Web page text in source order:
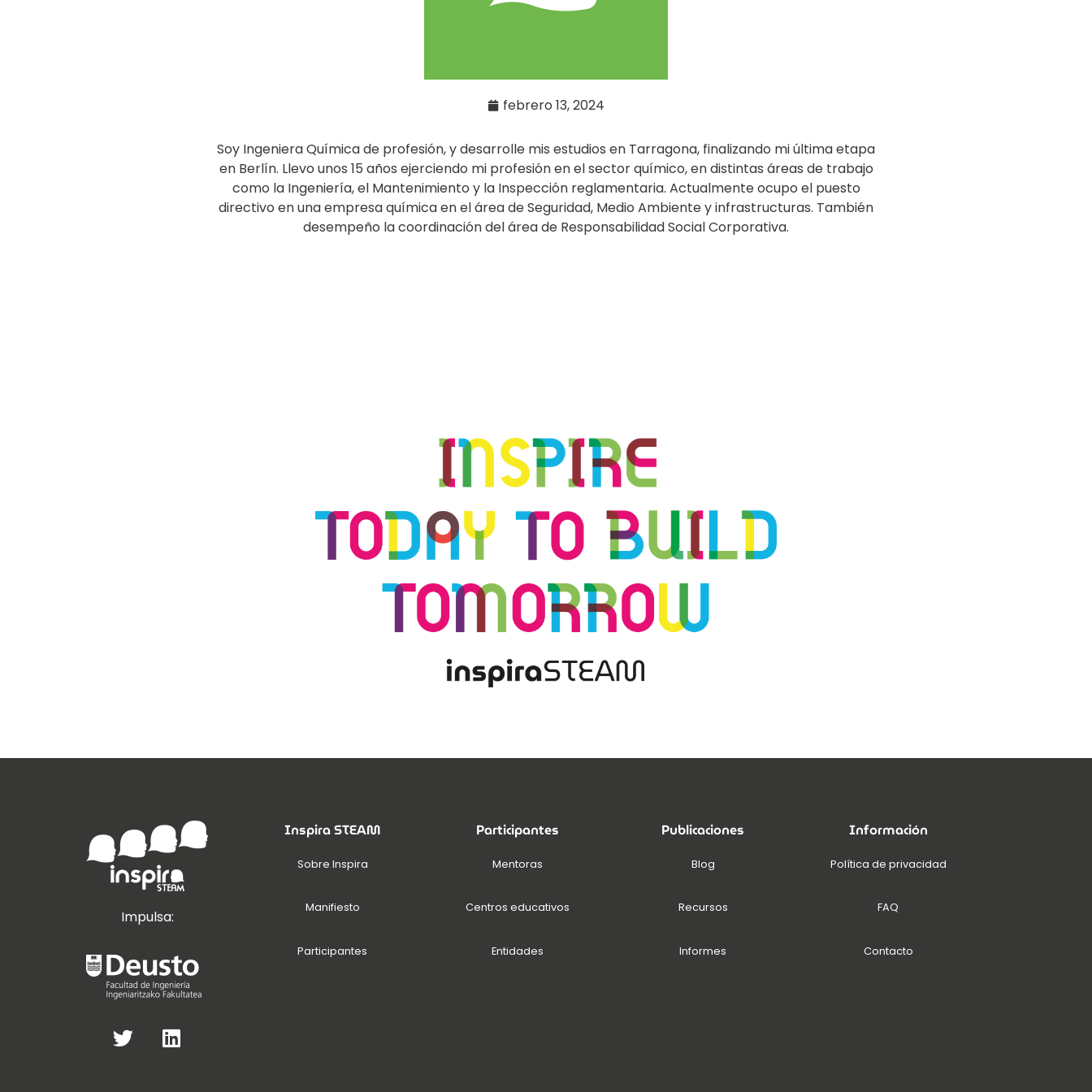
febrero 13, 2024
Soy Ingeniera Química de profesión, y desarrolle mis estudios en Tarragona, finalizando mi última etapa
en Berlín. Llevo unos 15 años ejerciendo mi profesión en el sector químico, en distintas áreas de trabajo
como la Ingeniería, el Mantenimiento y la Inspección reglamentaria. Actualmente ocupo el puesto
directivo en una empresa química en el área de Seguridad, Medio Ambiente y infrastructuras. También
desempeño la coordinación del área de Responsabilidad Social Corporativa.
Impulsa:
Inspira STEAM
Sobre Inspira
Manifiesto
Participantes
Participantes
Mentoras
Centros educativos
Entidades
Publicaciones
Blog
Recursos
Informes
Información
Política de privacidad
FAQ
Contacto